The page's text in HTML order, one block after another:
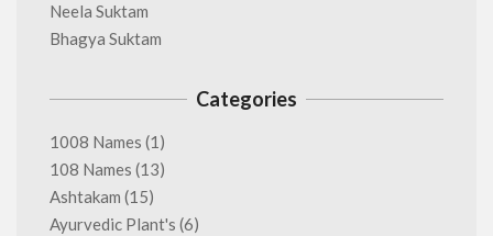
Neela Suktam
Bhagya Suktam
Categories
1008 Names (1)
108 Names (13)
Ashtakam (15)
Ayurvedic Plant's (6)